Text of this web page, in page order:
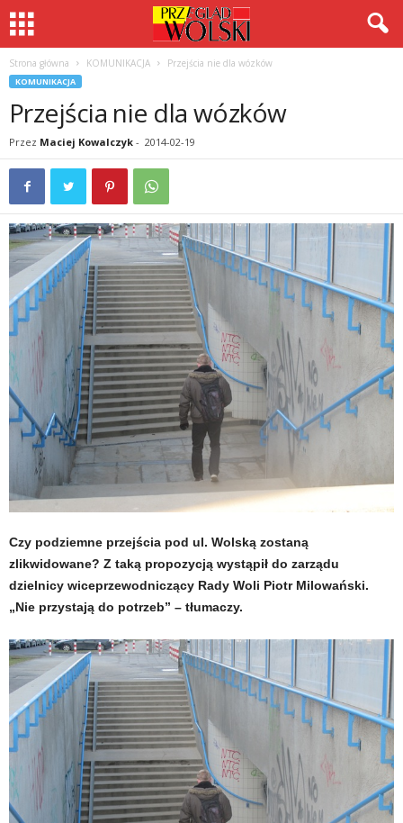
Strona główna KOMUNIKACJA Przejścia nie dla wózków
KOMUNIKACJA
Przejścia nie dla wózków
Przez Maciej Kowalczyk - 2014-02-19
Czy podziemne przejścia pod ul. Wolską zostaną
zlikwidowane? Z taką propozycją wystąpił do zarządu
dzielnicy wiceprzewodniczący Rady Woli Piotr Milowański.
„Nie przystają do potrzeb” – tłumaczy.